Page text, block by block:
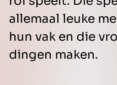
allemaal leuke
hun vak en die
dingen maken.